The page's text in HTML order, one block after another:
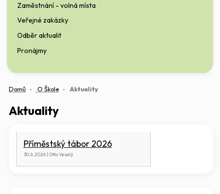
Zaměstnání - volná místa
Veřejné zakázky
Odběr aktualit
Pronájmy
Domů O Škole Aktuality(aktuální)
Aktuality
Příměstský tábor 2026
30.6.2026 | Otto Veselý